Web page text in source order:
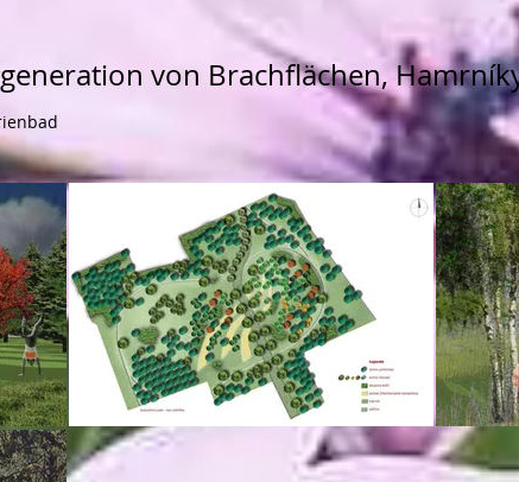
von Brachflächen,